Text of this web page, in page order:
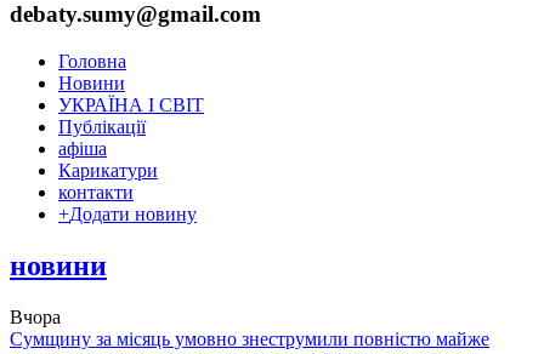
debaty.sumy@gmail.com
Головна
Новини
УКРАЇНА І СВІТ
Публікації
афіша
Карикатури
контакти
+Додати новину
новини
Вчора
Сумщину за місяць умовно знеструмили повністю майже